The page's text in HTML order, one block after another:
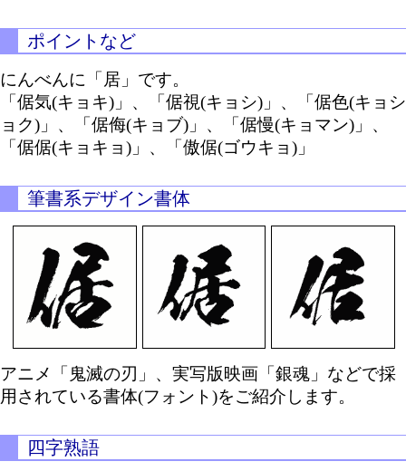
ポイントなど
にんべんに「居」です。
「倨気(キョキ)」、「倨視(キョシ)」、「倨色(キョシ
ョク)」、「倨侮(キョブ)」、「倨慢(キョマン)」、
「倨倨(キョキョ)」、「傲倨(ゴウキョ)」
筆書系デザイン書体
アニメ「鬼滅の刃」、実写版映画「銀魂」などで採
用されている書体(フォント)をご紹介します。
四字熟語